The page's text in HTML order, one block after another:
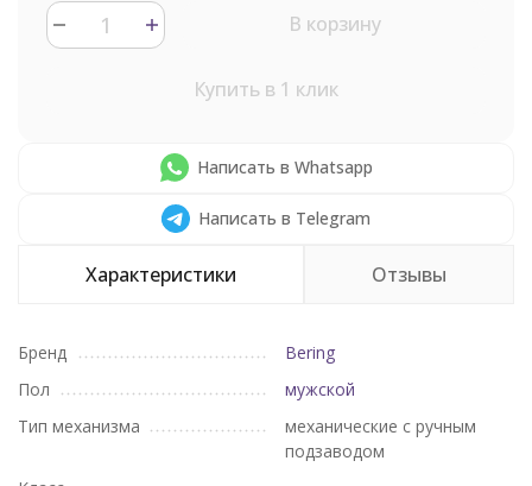
В корзину
Купить в 1 клик
Написать в Whatsapp
Написать в Telegram
Характеристики Отзывы
Бренд
Bering
Пол
мужской
Тип механизма
механические с ручным
подзаводом